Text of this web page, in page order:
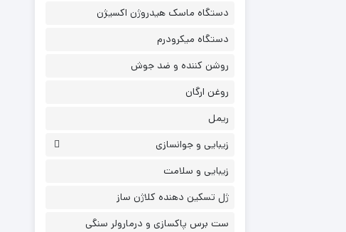
دستگاه ماسک هیدروژن اکسیژن
دستگاه میکرودرم
روشن کننده و ضد جوش
روغن ارگان
ریمل
زیبایی و جوانسازی
زیبایی و سلامت
ژل تسکین دهنده کلاژن ساز
ست برس پاکسازی و درمارولر سنگی